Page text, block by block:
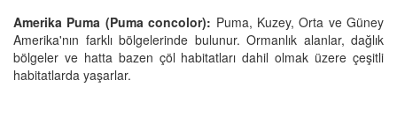
Amerika Puma (Puma concolor): Puma, Kuzey, Orta ve Güney
Amerika'nın farklı bölgelerinde bulunur. Ormanlık alanlar, dağlık
bölgeler ve hatta bazen çöl habitatları dahil olmak üzere çeşitli
habitatlarda yaşarlar.